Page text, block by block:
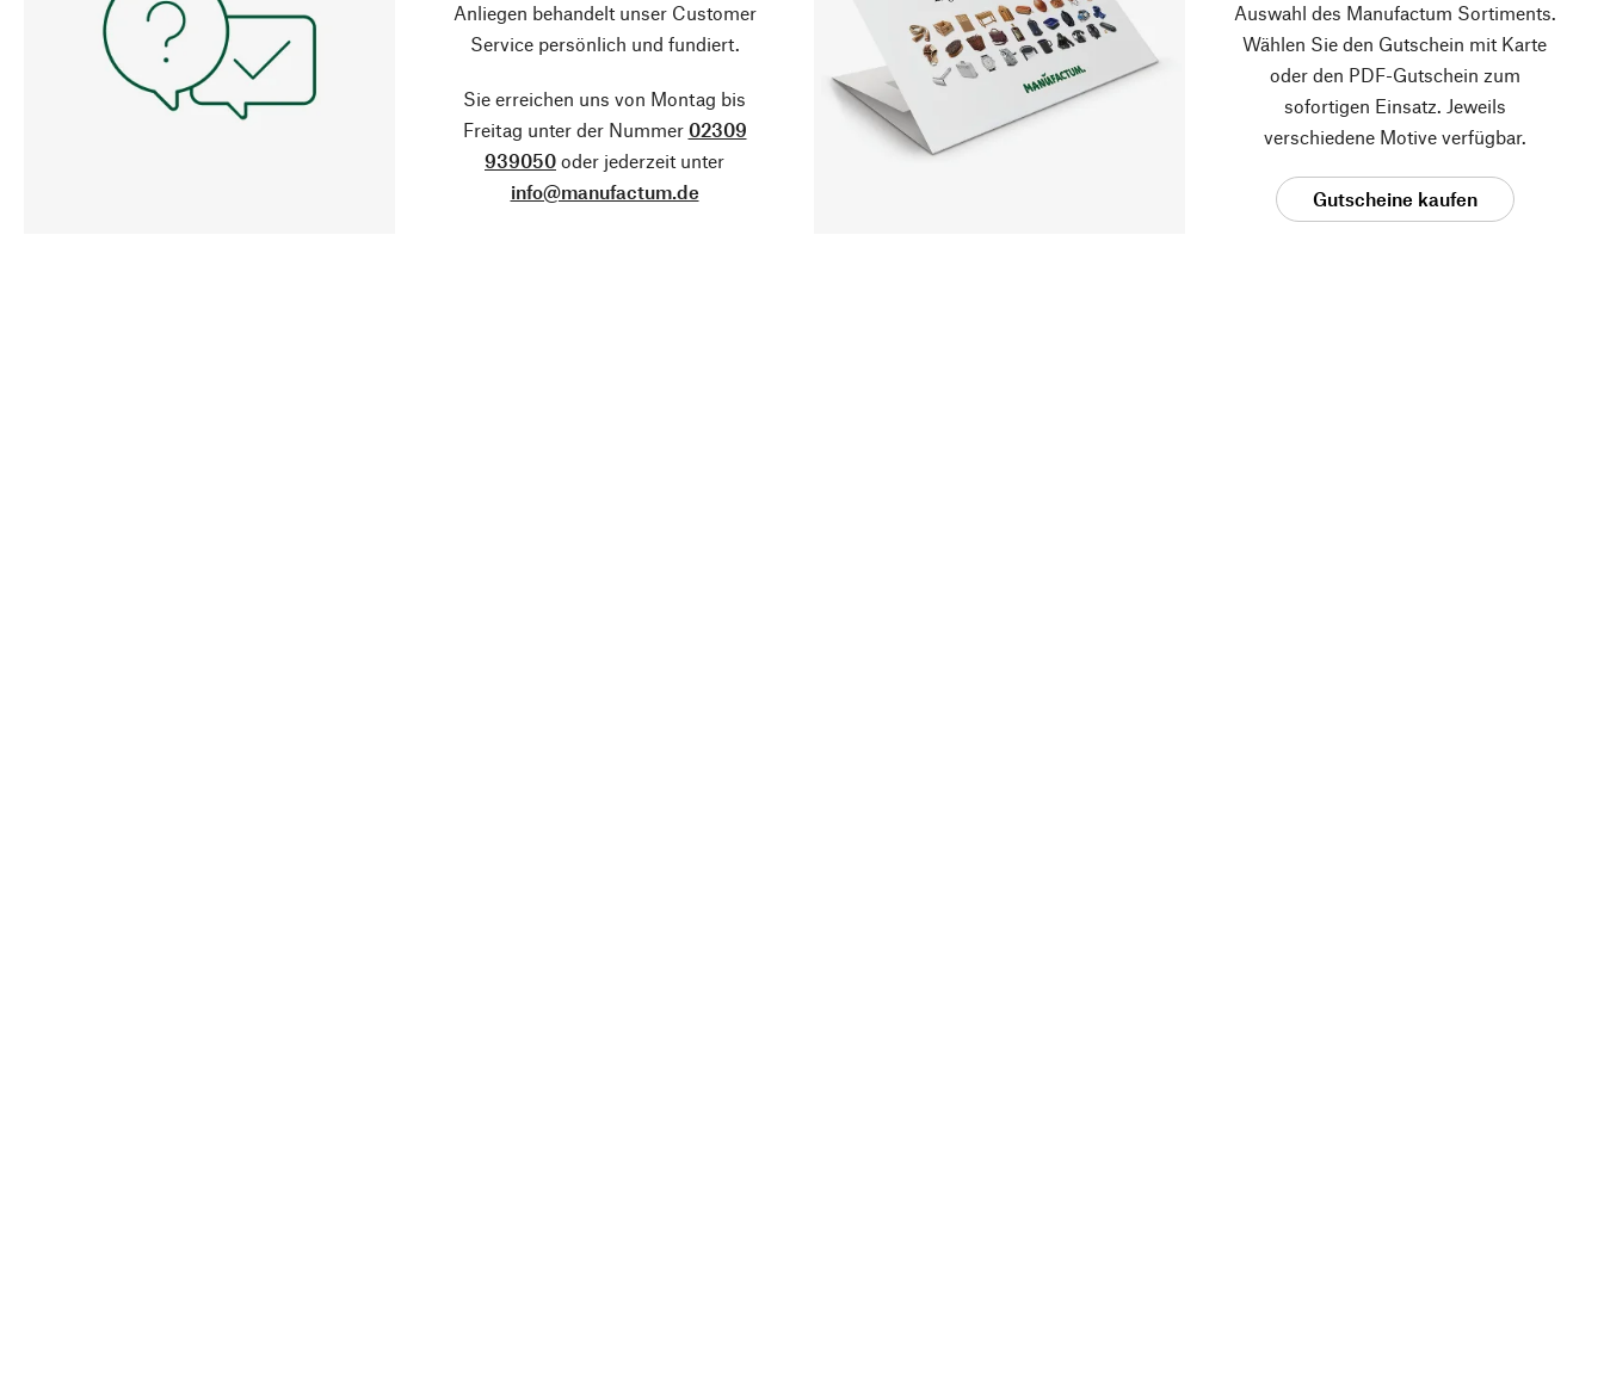
Anliegen behandelt unser Customer
Service persönlich und fundiert.
Sie erreichen uns von Montag bis
Freitag unter der Nummer 02309
939050 oder jederzeit unter
info@manufactum.de
Auswahl des Manufactum Sortiments.
Wählen Sie den Gutschein mit Karte
oder den PDF-Gutschein zum
sofortigen Einsatz. Jeweils
verschiedene Motive verfügbar.
Gutscheine kaufen